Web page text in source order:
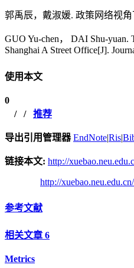
郭禹辰，戴淑媛. 政策网络视
GUO Yu-chen， DAI Shu-yuan.
Shanghai A Street Office[J].
使用本文
0
/ / 推荐
导出引用管理器 EndNote|Ris|
链接本文: http://
http://
参考文献
相关文章 6
Metrics